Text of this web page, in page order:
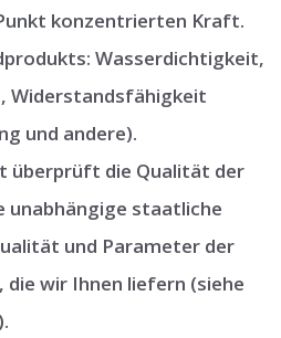
konzentrierten Kraft.
Wasserdichtigkeit,
Widerstandsfähigkeit
und andere).
überprüft die Qualität der
unabhängige staatliche
und Parameter der
wir Ihnen liefern (siehe